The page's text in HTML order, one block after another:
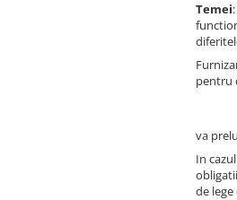
Temei
pentru
va
In
de